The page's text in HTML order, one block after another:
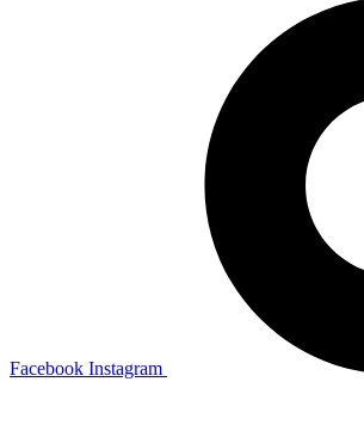
Facebook Instagram